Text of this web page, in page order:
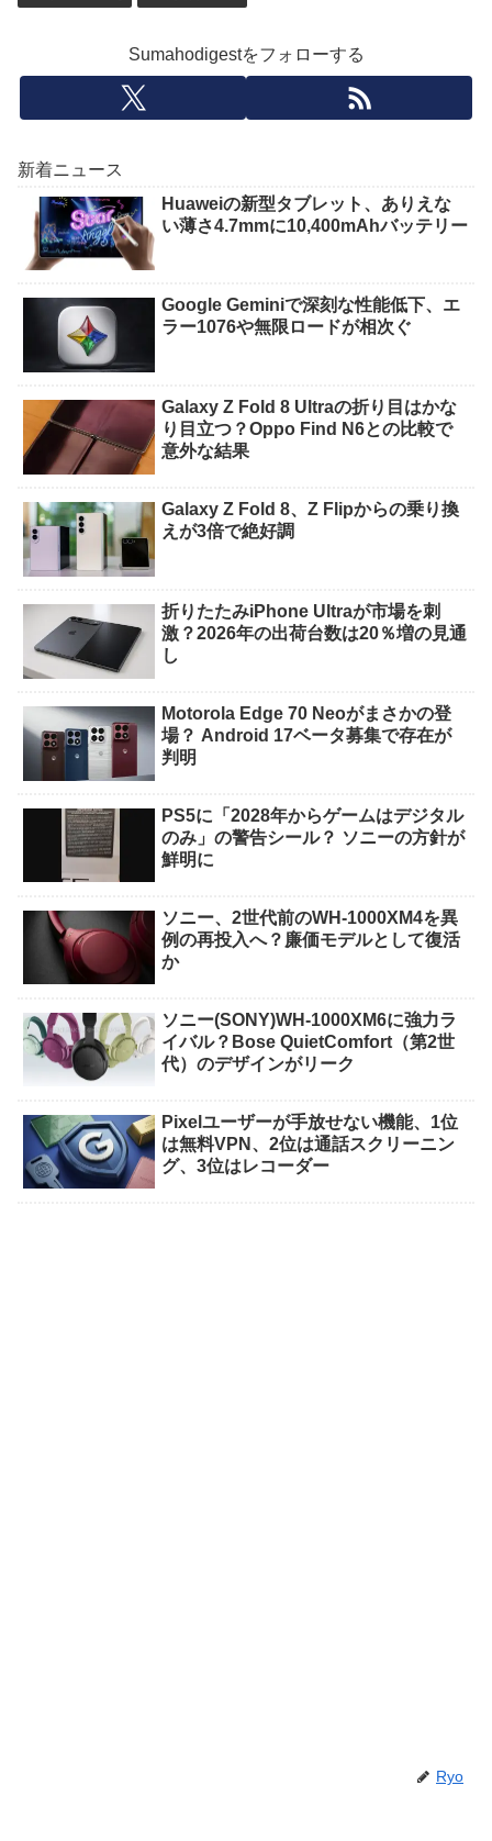
Sumahodigestをフォローする
新着ニュース
Huaweiの新型タブレット、ありえな
い薄さ4.7mmに10,400mAhバッテリー
Google Geminiで深刻な性能低下、エ
ラー1076や無限ロードが相次ぐ
Galaxy Z Fold 8 Ultraの折り目はかな
り目立つ？Oppo Find N6との比較で
意外な結果
Galaxy Z Fold 8、Z Flipからの乗り換
えが3倍で絶好調
折りたたみiPhone Ultraが市場を刺
激？2026年の出荷台数は20％増の見通
し
Motorola Edge 70 Neoがまさかの登
場？ Android 17ベータ募集で存在が
判明
PS5に「2028年からゲームはデジタル
のみ」の警告シール？ ソニーの方針が
鮮明に
ソニー、2世代前のWH-1000XM4を異
例の再投入へ？廉価モデルとして復活
か
ソニー(SONY)WH-1000XM6に強力ラ
イバル？Bose QuietComfort（第2世
代）のデザインがリーク
Pixelユーザーが手放せない機能、1位
は無料VPN、2位は通話スクリーニン
グ、3位はレコーダー
Ryo